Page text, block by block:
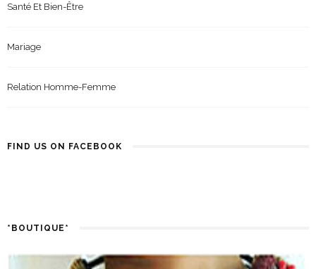
Santé Et Bien-Être
Mariage
Relation Homme-Femme
FIND US ON FACEBOOK
*BOUTIQUE*